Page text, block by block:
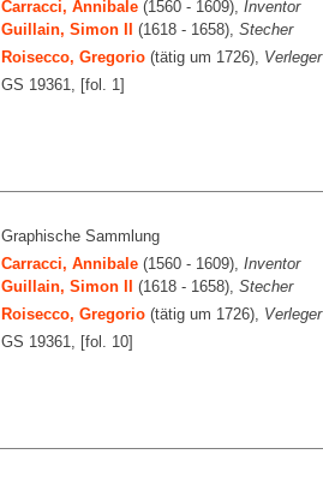
Carracci, Annibale(1560 - 1609), Inventor
Guillain, Simon II
(1618 - 1658), Stecher
Roisecco, Gregorio(tätig um 1726), Verleger
GS 19361, [fol. 1]
Graphische Sammlung
Carracci, Annibale(1560 - 1609), Inventor
Guillain, Simon II
(1618 - 1658), Stecher
Roisecco, Gregorio(tätig um 1726), Verleger
GS 19361, [fol. 10]